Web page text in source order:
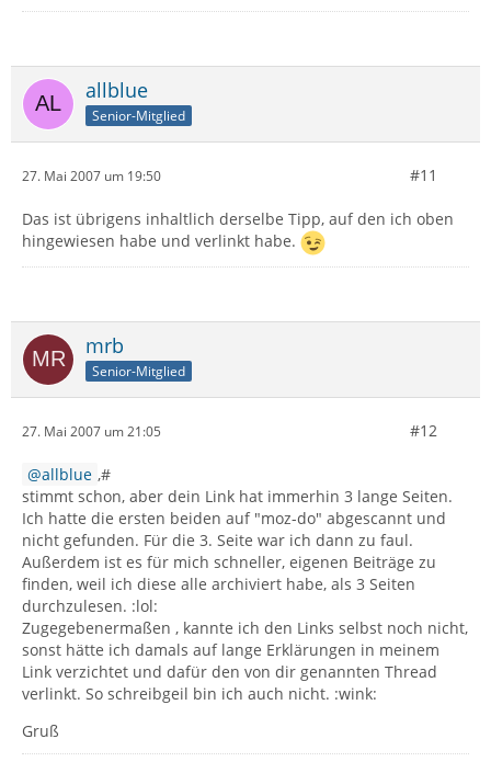
allblue
Senior-Mitglied
27. Mai 2007 um 19:50 #11
Das ist übrigens inhaltlich derselbe Tipp, auf den ich oben
hingewiesen habe und verlinkt habe.
mrb
Senior-Mitglied
27. Mai 2007 um 21:05 #12
allblue ,#
stimmt schon, aber dein Link hat immerhin 3 lange Seiten.
Ich hatte die ersten beiden auf "moz-do" abgescannt und
nicht gefunden. Für die 3. Seite war ich dann zu faul.
Außerdem ist es für mich schneller, eigenen Beiträge zu
finden, weil ich diese alle archiviert habe, als 3 Seiten
durchzulesen. :lol:
Zugegebenermaßen , kannte ich den Links selbst noch nicht,
sonst hätte ich damals auf lange Erklärungen in meinem
Link verzichtet und dafür den von dir genannten Thread
verlinkt. So schreibgeil bin ich auch nicht. :wink:
Gruß